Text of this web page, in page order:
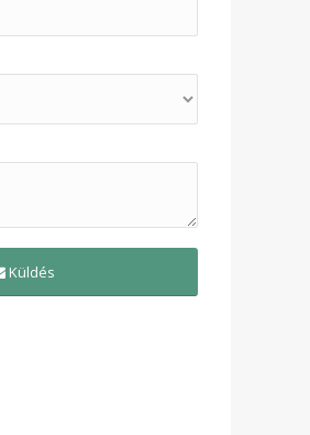
Küldés